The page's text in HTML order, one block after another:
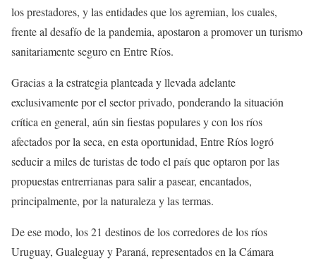
los prestadores, y las entidades que los agremian, los cuales,
frente al desafío de la pandemia, apostaron a promover un turismo
sanitariamente seguro en Entre Ríos.
Gracias a la estrategia planteada y llevada adelante
exclusivamente por el sector privado, ponderando la situación
crítica en general, aún sin fiestas populares y con los ríos
afectados por la seca, en esta oportunidad, Entre Ríos logró
seducir a miles de turistas de todo el país que optaron por las
propuestas entrerrianas para salir a pasear, encantados,
principalmente, por la naturaleza y las termas.
De ese modo, los 21 destinos de los corredores de los ríos
Uruguay, Gualeguay y Paraná, representados en la Cámara